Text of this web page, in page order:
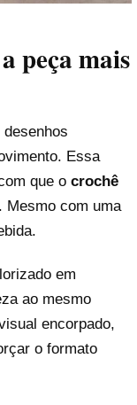
peça mais
Essa
que o crochê
Mesmo com uma
em
ao mesmo
encorpado,
o formato